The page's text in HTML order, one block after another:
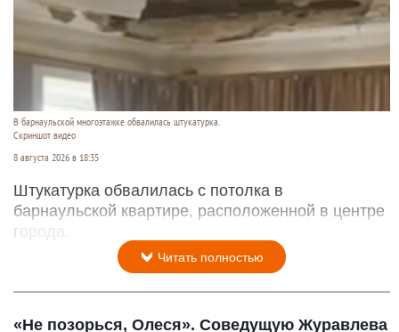
В барнаульской многоэтажке обвалилась штукатурка.
Скриншот видео
8 августа 2026 в 18:35
Штукатурка обвалилась с потолка в
барнаульской квартире, расположенной в центре
города.
Читать полностью
«Не позорься, Олеся». Соведущую Журавлева